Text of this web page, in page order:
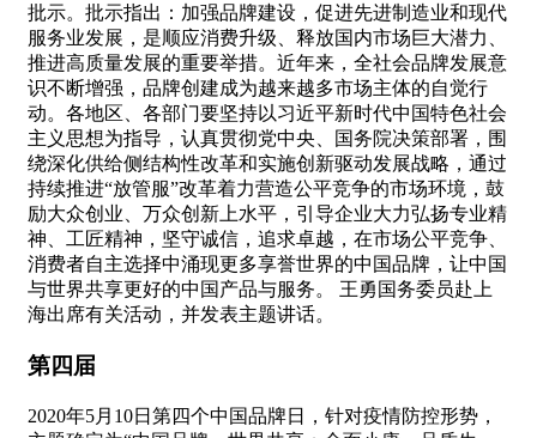
批示。批示指出：加强品牌建设，促进先进制造业和现代
服务业发展，是顺应消费升级、释放国内市场巨大潜力、
推进高质量发展的重要举措。近年来，全社会品牌发展意
识不断增强，品牌创建成为越来越多市场主体的自觉行
动。各地区、各部门要坚持以习近平新时代中国特色社会
主义思想为指导，认真贯彻党中央、国务院决策部署，围
绕深化供给侧结构性改革和实施创新驱动发展战略，通过
持续推进“放管服”改革着力营造公平竞争的市场环境，鼓
励大众创业、万众创新上水平，引导企业大力弘扬专业精
神、工匠精神，坚守诚信，追求卓越，在市场公平竞争、
消费者自主选择中涌现更多享誉世界的中国品牌，让中国
与世界共享更好的中国产品与服务。 王勇国务委员赴上
海出席有关活动，并发表主题讲话。
第四届
2020年5月10日第四个中国品牌日，针对疫情防控形势，